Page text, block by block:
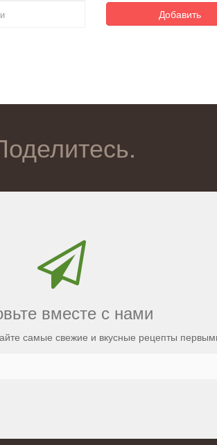
Добавить
вместе с нами
самые свежие и вкусные рецепты